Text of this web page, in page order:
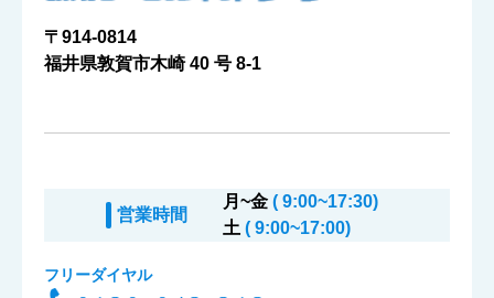
〒914-0814
福井県敦賀市木崎 40 号 8-1
営業時間
月~金 ( 9:00~17:30)
土 ( 9:00~17:00)
フリーダイヤル